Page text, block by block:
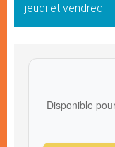
jeudi et vendredi
Disponible